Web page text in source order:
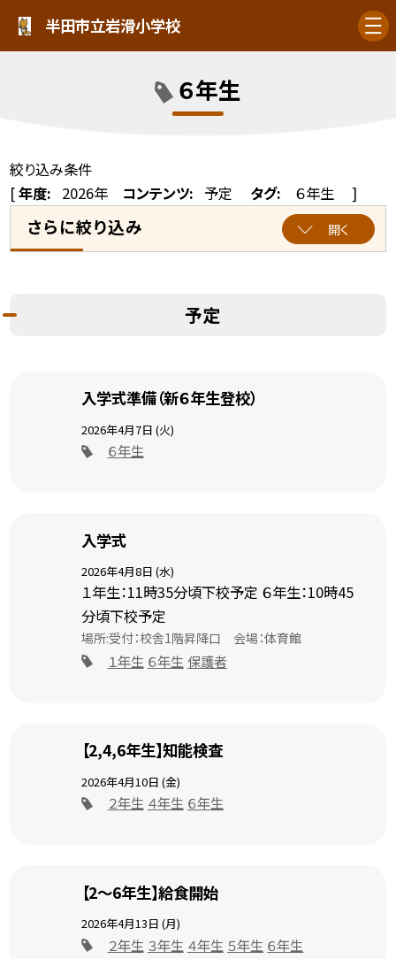
半田市立岩滑小学校
６年生
絞り込み条件
[年度: 2026年 コンテンツ: 予定 タグ: ６年生 ]
さらに絞り込み 開く
予定
入学式準備（新６年生登校）
2026年4月7日 (火)
６年生
入学式
2026年4月8日 (水)
１年生：11時35分頃下校予定 ６年生：10時45
分頃下校予定
場所:受付：校舎1階昇降口 会場：体育館
１年生 ６年生 保護者
【2,4,6年生】知能検査
2026年4月10日 (金)
２年生 ４年生 ６年生
【2～6年生】給食開始
2026年4月13日 (月)
２年生 ３年生 ４年生 ５年生 ６年生